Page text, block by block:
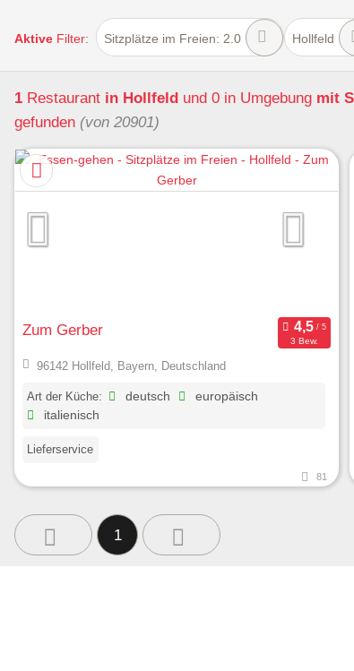
Hunde erlaubt Kapazität Sitzplätze im
Aktive Filter: Sitzplätze im Freien: 2.0 Hollfeld
1 Restaurant in Hollfeld und 0 in Umgebung mit
gefunden (von 20901)
Zum Gerber
3 Bew.
96142 Hollfeld, Bayern, Deutschland
Art der Küche: deutsch
europäisch
italienisch
Lieferservice
81
1